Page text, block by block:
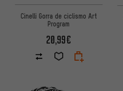
Cinelli Gorra de ciclismo Art
Program
20,99€